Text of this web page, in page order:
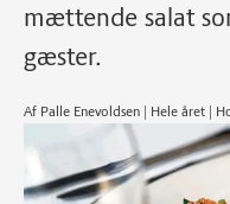
mættende salat
gæster.
Af Palle Enevoldsen | Hele året |